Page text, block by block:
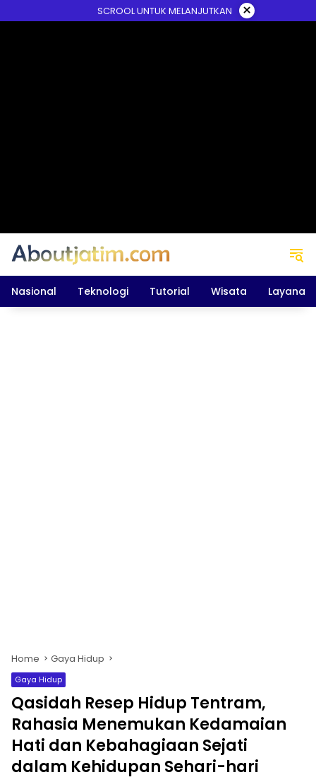
to
SCROOL UNTUK MELANJUTKAN ×
Nasional Teknologi Tutorial Wisata Layanan
Home Gaya Hidup
Gaya Hidup
Qasidah Resep Hidup Tentram,
Rahasia Menemukan Kedamaian
Hati dan Kebahagiaan Sejati
dalam Kehidupan Sehari-hari